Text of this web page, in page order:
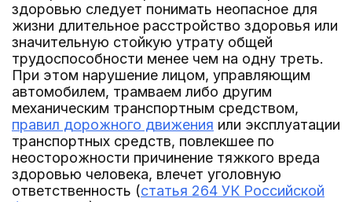
здоровью следует понимать неопасное для
жизни длительное расстройство здоровья или
значительную стойкую утрату общей
трудоспособности менее чем на одну треть.
При этом нарушение лицом, управляющим
автомобилем, трамваем либо другим
механическим транспортным средством,
правил дорожного движения или эксплуатации
транспортных средств, повлекшее по
неосторожности причинение тяжкого вреда
здоровью человека, влечет уголовную
ответственность (статья 264 УК Российской